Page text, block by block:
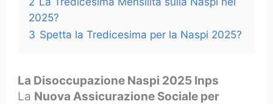
2025?
3 Spetta la Tredicesima per la Naspi 2025?
La Disoccupazione Naspi 2025 Inps
La Nuova Assicurazione Sociale per